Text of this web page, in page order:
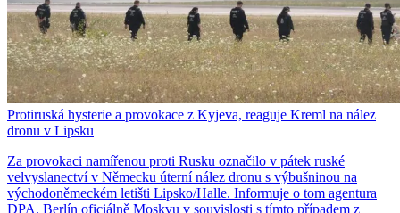
Protiruská hysterie a provokace z Kyjeva, reaguje Kreml na nález
dronu v Lipsku
Za provokaci namířenou proti Rusku označilo v pátek ruské
velvyslanectví v Německu úterní nález dronu s výbušninou na
východoněmeckém letišti Lipsko/Halle. Informuje o tom agentura
DPA. Berlín oficiálně Moskvu v souvislosti s tímto případem z